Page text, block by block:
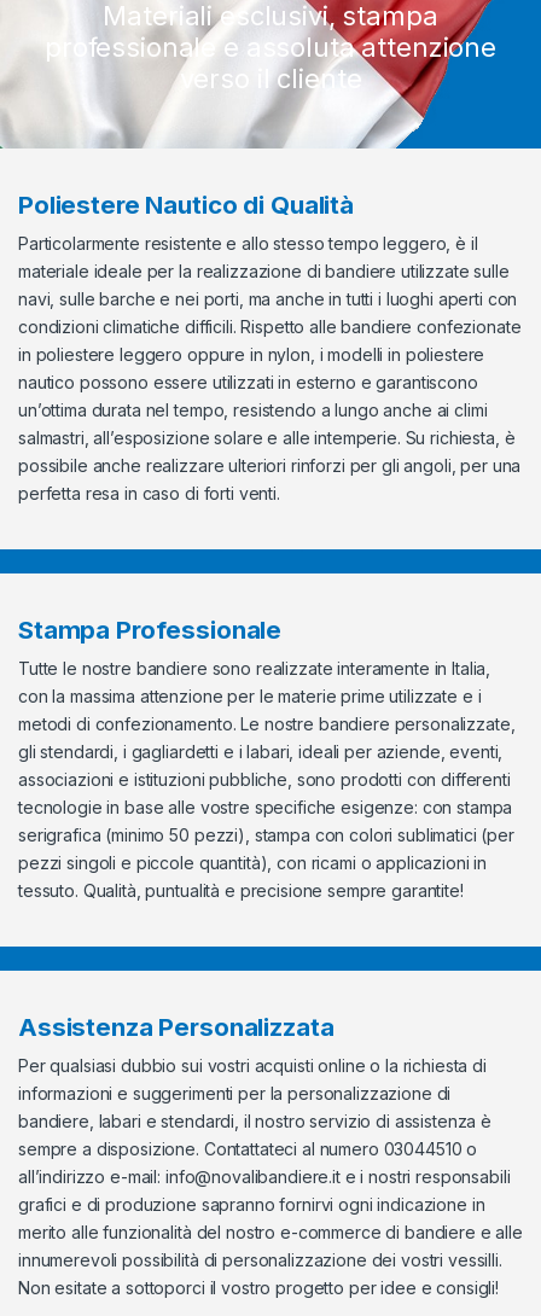
Materiali esclusivi, stampa
professionale e assoluta attenzione
verso il cliente
Poliestere Nautico di Qualità
Particolarmente resistente e allo stesso tempo leggero, è il
materiale ideale per la realizzazione di bandiere utilizzate sulle
navi, sulle barche e nei porti, ma anche in tutti i luoghi aperti con
condizioni climatiche difficili. Rispetto alle bandiere confezionate
in poliestere leggero oppure in nylon, i modelli in poliestere
nautico possono essere utilizzati in esterno e garantiscono
un’ottima durata nel tempo, resistendo a lungo anche ai climi
salmastri, all’esposizione solare e alle intemperie. Su richiesta, è
possibile anche realizzare ulteriori rinforzi per gli angoli, per una
perfetta resa in caso di forti venti.
Stampa Professionale
Tutte le nostre bandiere sono realizzate interamente in Italia,
con la massima attenzione per le materie prime utilizzate e i
metodi di confezionamento. Le nostre bandiere personalizzate,
gli stendardi, i gagliardetti e i labari, ideali per aziende, eventi,
associazioni e istituzioni pubbliche, sono prodotti con differenti
tecnologie in base alle vostre specifiche esigenze: con stampa
serigrafica (minimo 50 pezzi), stampa con colori sublimatici (per
pezzi singoli e piccole quantità), con ricami o applicazioni in
tessuto. Qualità, puntualità e precisione sempre garantite!
Assistenza Personalizzata
Per qualsiasi dubbio sui vostri acquisti online o la richiesta di
informazioni e suggerimenti per la personalizzazione di
bandiere, labari e stendardi, il nostro servizio di assistenza è
sempre a disposizione. Contattateci al numero 03044510 o
all’indirizzo e-mail: info@novalibandiere.ite i nostri responsabili
grafici e di produzione sapranno fornirvi ogni indicazione in
merito alle funzionalità del nostro e-commerce di bandiere e alle
innumerevoli possibilità di personalizzazione dei vostri vessilli.
Non esitate a sottoporci il vostro progetto per idee e consigli!